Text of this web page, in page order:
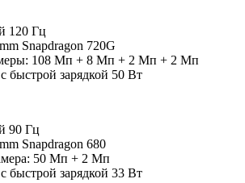
120 Гц
Snapdragon 720G
108 Мп + 8 Мп + 2 Мп + 2 Мп
быстрой зарядкой 50 Вт
90 Гц
Snapdragon 680
50 Мп + 2 Мп
быстрой зарядкой 33 Вт